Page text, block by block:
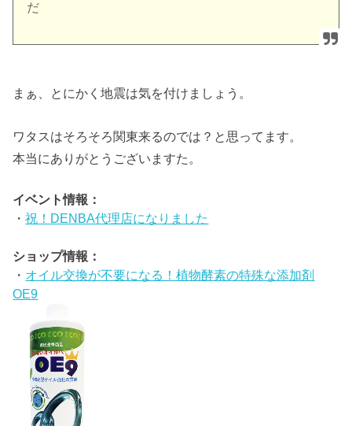
だ
まぁ、とにかく地震は気を付けましょう。
ワタスはそろそろ関東来るのでは？と思ってます。
本当にありがとうございますた。
イベント情報：
・祝！DENBA代理店になりました
ショップ情報：
・ オイル交換が不要になる！植物酵素の特殊な添加剤
OE9